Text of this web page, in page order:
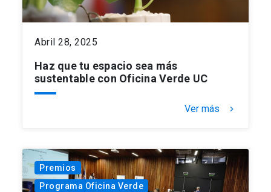
Abril 28, 2025
Haz que tu espacio sea más
sustentable con Oficina Verde UC
Ver más keyboard_arrow_right
Premios
Programa Oficina Verde